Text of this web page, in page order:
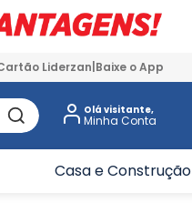
Liderzan Baixe o App
Olá visitante,
Casa e Construção